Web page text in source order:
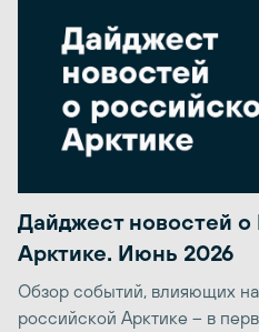
Дайджест новостей о
Арктике. Июнь 2026
Обзор событий, влияющих
российской Арктике – в